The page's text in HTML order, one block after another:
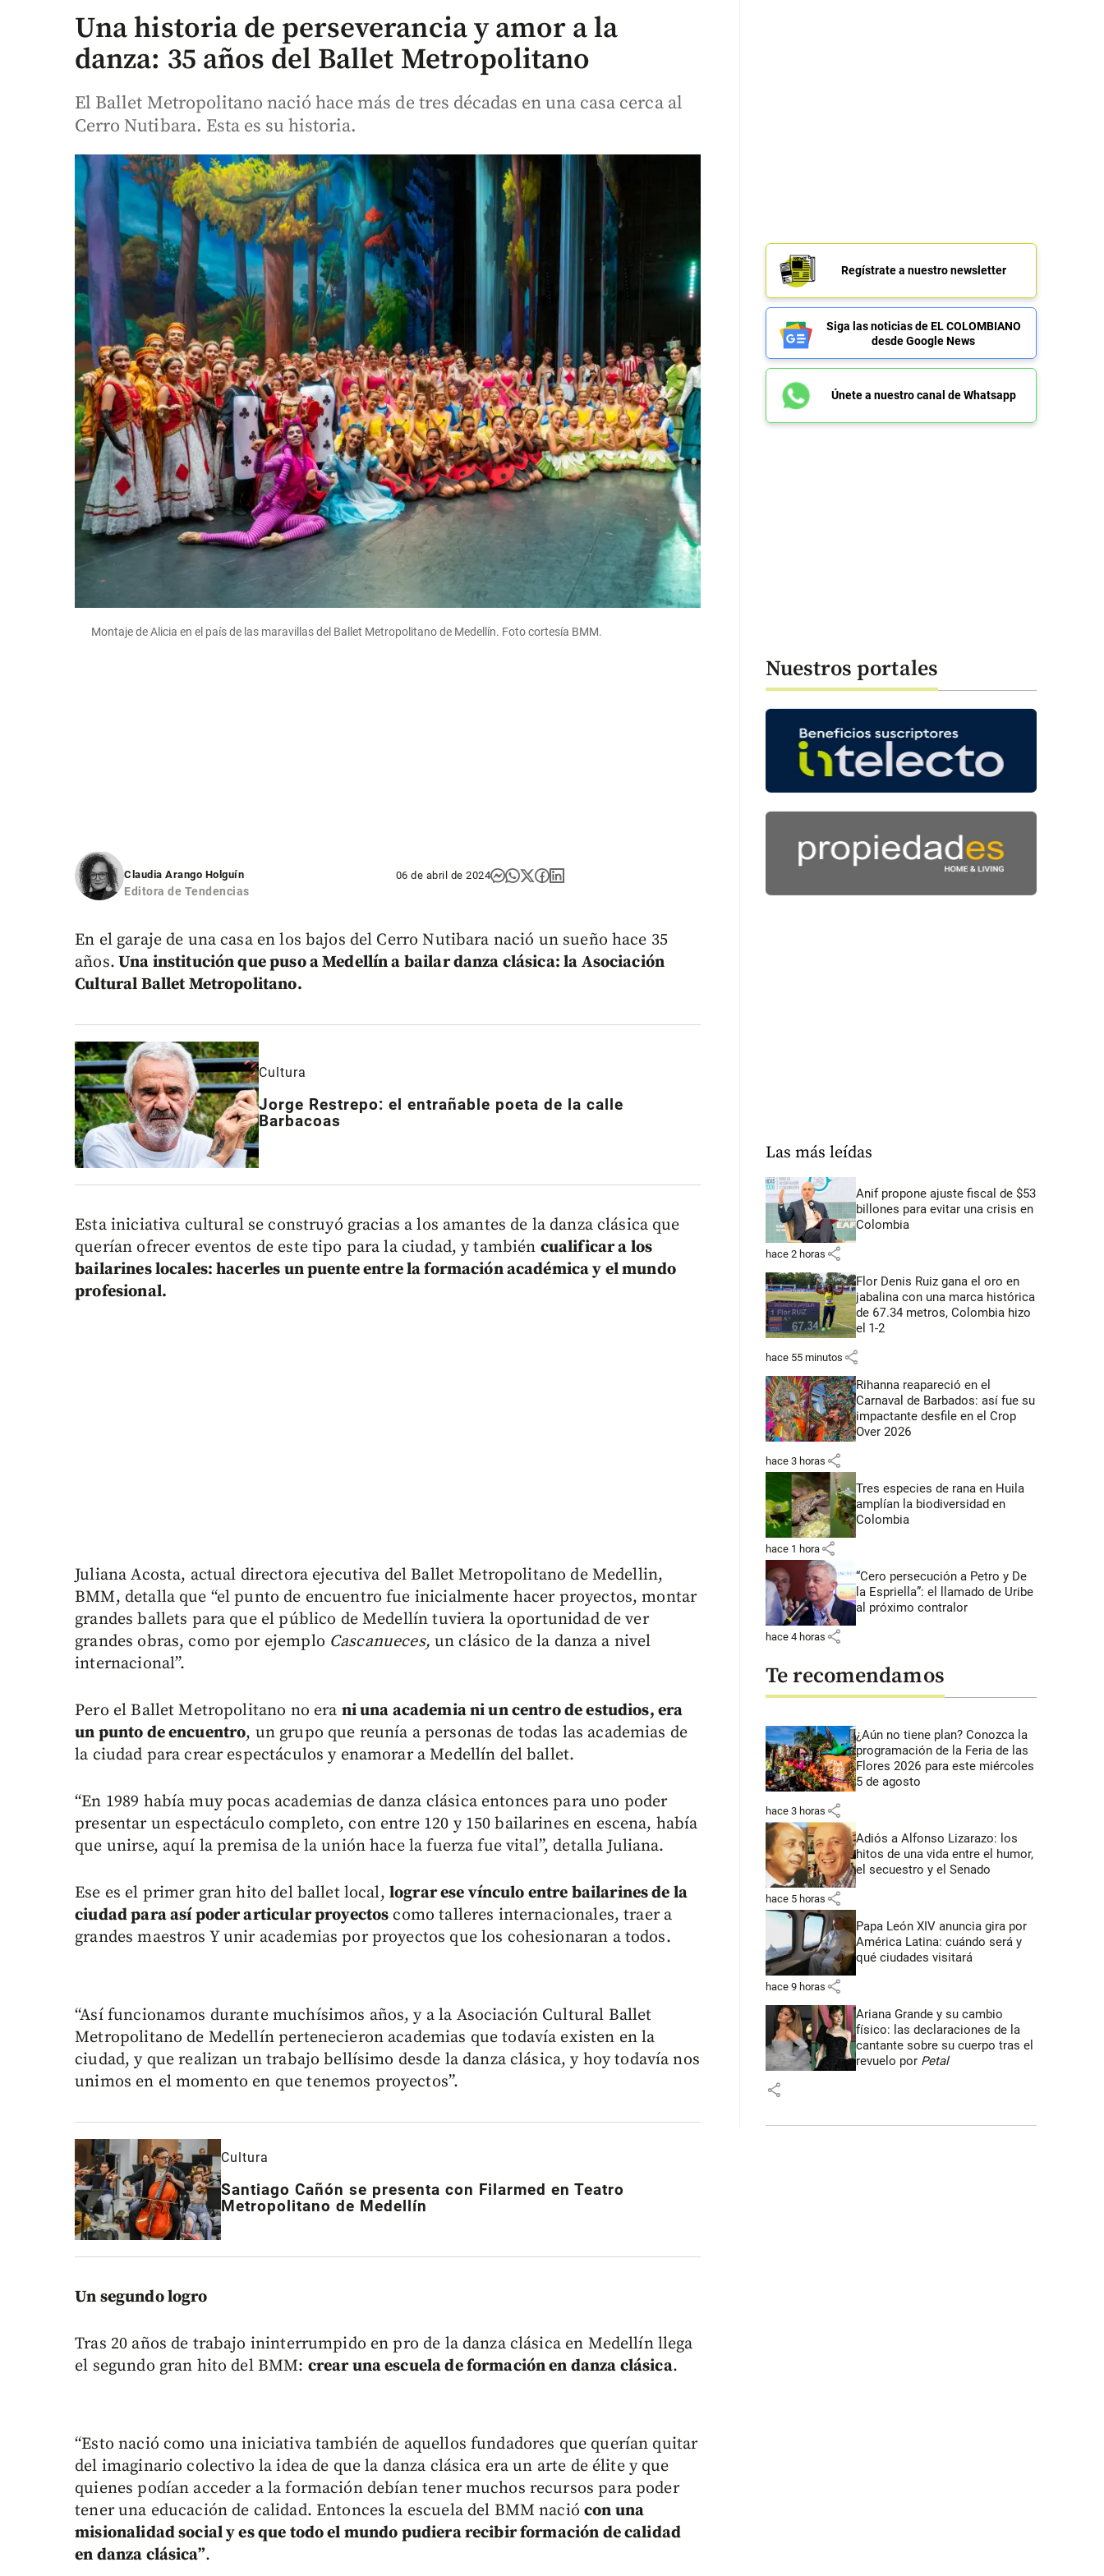
Una historia de perseverancia y amor a la
danza: 35 años del Ballet Metropolitano
El Ballet Metropolitano nació hace más de tres décadas en una casa cerca al
Cerro Nutibara. Esta es su historia.
Montaje de Alicia en el país de las maravillas del Ballet Metropolitano de Medellín. Foto cortesía BMM.
Claudia Arango Holguín
Editora de Tendencias
06 de abril de 2024
En el garaje de una casa en los bajos del Cerro Nutibara nació un sueño hace 35
años. Una institución que puso a Medellín a bailar danza clásica: la Asociación
Cultural Ballet Metropolitano.
Cultura
Jorge Restrepo: el entrañable poeta de la calle
Barbacoas
Esta iniciativa cultural se construyó gracias a los amantes de la danza clásica que
querían ofrecer eventos de este tipo para la ciudad, y también cualificar a los
bailarines locales: hacerles un puente entre la formación académica y el mundo
profesional.
Juliana Acosta, actual directora ejecutiva del Ballet Metropolitano de Medellin,
BMM, detalla que “el punto de encuentro fue inicialmente hacer proyectos, montar
grandes ballets para que el público de Medellín tuviera la oportunidad de ver
grandes obras, como por ejemplo Cascanueces, un clásico de la danza a nivel
internacional”.
Pero el Ballet Metropolitano no era ni una academia ni un centro de estudios, era
un punto de encuentro, un grupo que reunía a personas de todas las academias de
la ciudad para crear espectáculos y enamorar a Medellín del ballet.
“En 1989 había muy pocas academias de danza clásica entonces para uno poder
presentar un espectáculo completo, con entre 120 y 150 bailarines en escena, había
que unirse, aquí la premisa de la unión hace la fuerza fue vital”, detalla Juliana.
Ese es el primer gran hito del ballet local, lograr ese vínculo entre bailarines de la
ciudad para así poder articular proyectos como talleres internacionales, traer a
grandes maestros Y unir academias por proyectos que los cohesionaran a todos.
“Así funcionamos durante muchísimos años, y a la Asociación Cultural Ballet
Metropolitano de Medellín pertenecieron academias que todavía existen en la
ciudad, y que realizan un trabajo bellísimo desde la danza clásica, y hoy todavía nos
unimos en el momento en que tenemos proyectos”.
Cultura
Santiago Cañón se presenta con Filarmed en Teatro
Metropolitano de Medellín
Un segundo logro
Tras 20 años de trabajo ininterrumpido en pro de la danza clásica en Medellín llega
el segundo gran hito del BMM: crear una escuela de formación en danza clásica.
“Esto nació como una iniciativa también de aquellos fundadores que querían quitar
del imaginario colectivo la idea de que la danza clásica era un arte de élite y que
quienes podían acceder a la formación debían tener muchos recursos para poder
tener una educación de calidad. Entonces la escuela del BMM naciócon una
misionalidad social y es que todo el mundo pudiera recibir formación de calidad
en danza clásica”.
Regístrate a nuestro newsletter
Siga las noticias de EL COLOMBIANO
desde Google News
Únete a nuestro canal de Whatsapp
Nuestros portales
Las más leídas
Anif propone ajuste fiscal de $53
billones para evitar una crisis en
Colombia
hace 2 horas share
Flor Denis Ruiz gana el oro en
jabalina con una marca histórica
de 67.34 metros, Colombia hizo
el 1-2
hace 55 minutos share
Rihanna reapareció en el
Carnaval de Barbados: así fue su
impactante desfile en el Crop
Over 2026
hace 3 horas share
Tres especies de rana en Huila
amplían la biodiversidad en
Colombia
hace 1 hora share
“Cero persecución a Petro y De
la Espriella”: el llamado de Uribe
al próximo contralor
hace 4 horas share
Te recomendamos
¿Aún no tiene plan? Conozca la
programación de la Feria de las
Flores 2026 para este miércoles
5 de agosto
hace 3 horas share
Adiós a Alfonso Lizarazo: los
hitos de una vida entre el humor,
el secuestro y el Senado
hace 5 horas share
Papa León XIV anuncia gira por
América Latina: cuándo será y
qué ciudades visitará
hace 9 horas share
Ariana Grande y su cambio
físico: las declaraciones de la
cantante sobre su cuerpo tras el
revuelo por Petal
share